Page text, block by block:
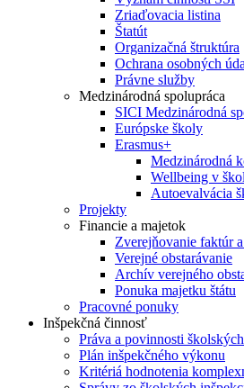
Zriaďovacia listina
Štatút
Organizačná štruktúra
Ochrana osobných
Právne služby
Medzinárodná spolupráca
SICI Medzinárodná
Európske školy
Erasmus+
Medzinárodná
Wellbeing v
Autoevalvácia
Projekty
Financie a majetok
Zverejňovanie faktúr
Verejné obstarávanie
Archív verejného
Ponuka majetku štátu
Pracovné ponuky
Inšpekčná činnosť
Práva a povinnosti
Plán inšpekčného výkonu
Kritériá hodnotenia